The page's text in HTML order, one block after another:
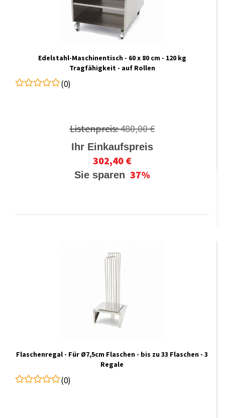
Edelstahl-Maschinentisch - 60 x 80 cm - 120 kg
Tragfähigkeit - auf Rollen
(0)
Listenpreis:480,00 €
Ihr Einkaufspreis
302,40 €
Sie sparen 37%
Flaschenregal - Für Ø7,5cm Flaschen - bis zu 33 Flaschen - 3
Regale
(0)